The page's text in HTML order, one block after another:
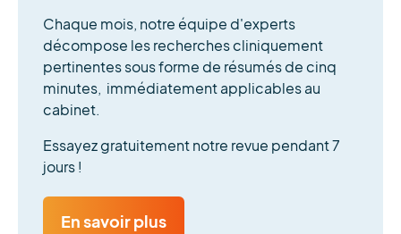
Chaque mois, notre équipe d'experts
décompose les recherches cliniquement
pertinentes sous forme de résumés de cinq
minutes, immédiatement applicables au
cabinet.
Essayez gratuitement notre revue pendant 7
jours !
En savoir plus